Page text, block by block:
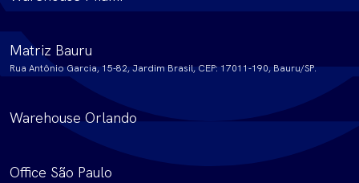
Matriz Bauru
Rua Antônio Garcia, 15-82, Jardim Brasil, CEP: 17011-190, Bauru/SP.
Warehouse Orlando
Office São Paulo